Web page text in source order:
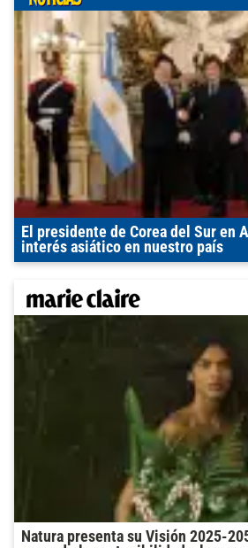
El presidente de Corea del Sur en
interés asiático en nuestro país
Natura presenta su Visión 2025-